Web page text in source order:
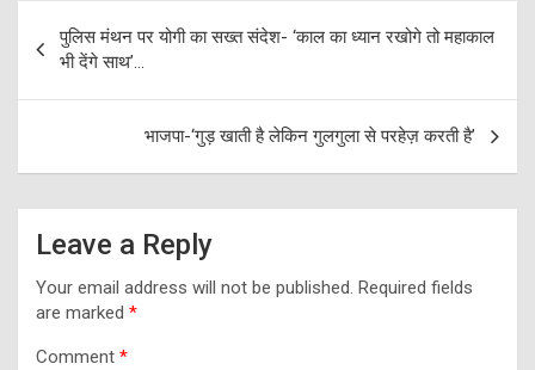
Post
navigation
पुलिस मंथन पर योगी का सख्त संदेश- ‘काल का ध्यान रखोगे तो महाकाल
भी देंगे साथ’…
भाजपा-‘गुड़ खाती है लेकिन गुलगुला से परहेज़ करती है’
Leave a Reply
Your email address will not be published. Required fields
are marked *
Comment *